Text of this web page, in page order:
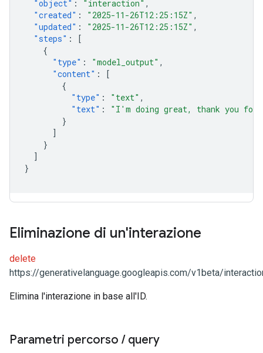
"object" : "interaction" ,
"created" : "2025-11-26T12:25:15Z" ,
"updated" : "2025-11-26T12:25:15Z" ,
"steps" :
[
{
"type" : "model_output" ,
"content" :
[
{
"type" : "text" ,
"text" :
"I'm doing great, thank you for
}
]
}
]
}
Eliminazione di un'interazione
delete
https://generativelanguage.googleapis.com/v1beta/
Elimina l'interazione in base all'ID.
Parametri percorso /query